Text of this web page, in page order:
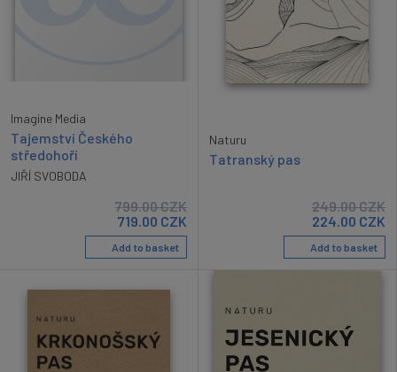
Imagine Media
Tajemství Českého
středohoří
JIŘÍ SVOBODA
799.00CZK
719.00 CZK
Add to basket
Naturu
Tatranský pas
249.00CZK
224.00 CZK
Add to basket